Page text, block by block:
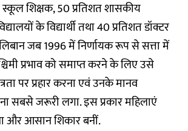
स्कूल शिक्षक, 50 प्रतिशत शासकीय
के विद्यार्थी तथा 40 प्रतिशत डॉक्टर
जब 1996 में निर्णायक रूप से सत्ता में
प्रभाव को समाप्त करने के लिए उसे
पर प्रहार करना एवं उनके मानव
सबसे जरूरी लगा. इस प्रकार महिलाएं
और आसान शिकार बनीं.